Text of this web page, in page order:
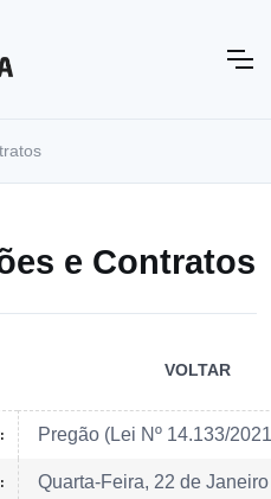
e Contratos
VOLTAR
Pregão (Lei Nº 14.133/
Quarta-Feira, 22 de